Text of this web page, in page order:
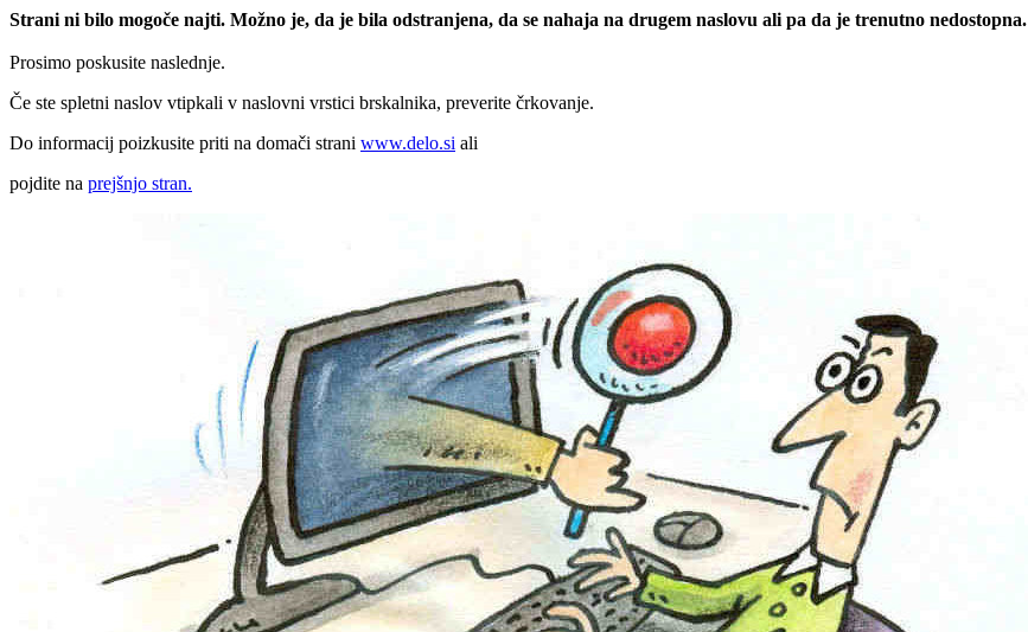
Strani ni bilo mogoče najti. Možno je, da je bila odstranjena, da se nahaja na drugem naslovu ali pa da je trenutno nedostopna.
Prosimo poskusite naslednje.
Če ste spletni naslov vtipkali v naslovni vrstici brskalnika, preverite črkovanje.
Do informacij poizkusite priti na domači strani www.delo.si ali
pojdite na prejšnjo stran.